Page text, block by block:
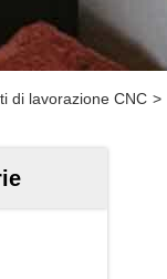
di lavorazione CNC >